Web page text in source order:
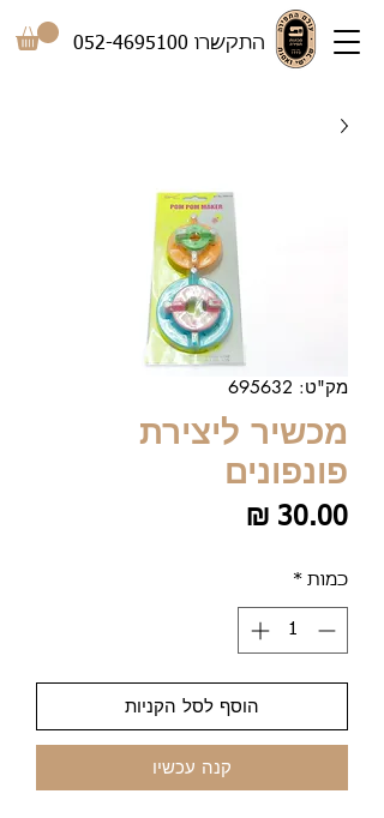
התקשרו 052-4695100
מק"ט: 695632
מכשיר ליצירת
פונפונים
כמות *
הוסף לסל הקניות
קנה עכשיו